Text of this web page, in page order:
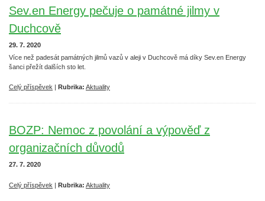
Sev.en Energy pečuje o památné jilmy v
Duchcově
29. 7. 2020
Více než padesát památných jilmů vazů v aleji v Duchcově má díky Sev.en Energy
šanci přežít dalších sto let.
Celý příspěvek | Rubrika: Aktuality
BOZP: Nemoc z povolání a výpověď z
organizačních důvodů
27. 7. 2020
Celý příspěvek | Rubrika: Aktuality